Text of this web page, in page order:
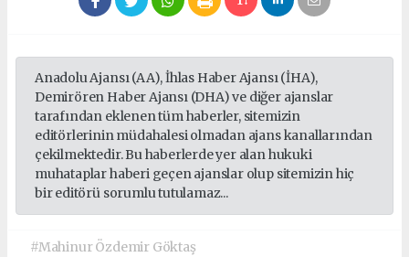
Anadolu Ajansı (AA), İhlas Haber Ajansı (İHA),
Demirören Haber Ajansı (DHA) ve diğer ajanslar
tarafından eklenen tüm haberler, sitemizin
editörlerinin müdahalesi olmadan ajans kanallarından
çekilmektedir. Bu haberlerde yer alan hukuki
muhataplar haberi geçen ajanslar olup sitemizin hiç
bir editörü sorumlu tutulamaz...
#Mahinur Özdemir Göktaş